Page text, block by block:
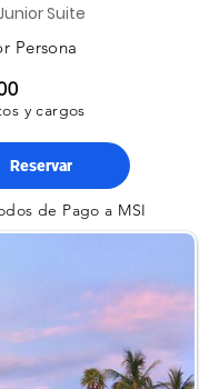
Suite
Persona
y cargos
Reservar
de Pago a MSI